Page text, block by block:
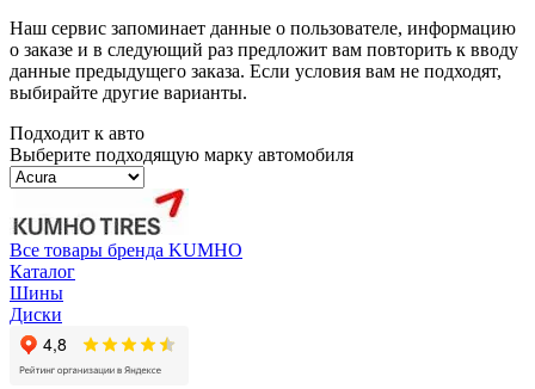
Наш сервис запоминает данные о пользователе, информацию
о заказе и в следующий раз предложит вам повторить к вводу
данные предыдущего заказа. Если условия вам не подходят,
выбирайте другие варианты.
Подходит к авто
Выберите подходящую марку автомобиля
Все товары бренда KUMHO
Каталог
Шины
Диски